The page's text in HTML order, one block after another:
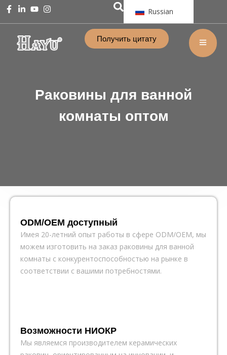
Russian
Получить цитату
Раковины для ванной
комнаты оптом
ODM/OEM доступный
Имея 20-летний опыт работы в сфере ODM/OEM, мы
можем изготовить на заказ раковины для ванной
комнаты с конкурентоспособностью на рынке в
соответствии с вашими потребностями.
Возможности НИОКР
Мы являемся производителем керамических